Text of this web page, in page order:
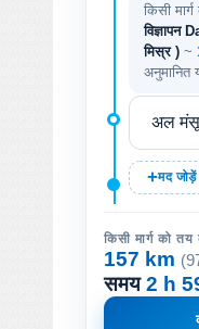
किसी
विज्ञापन
मिस्र ) ~
अनुमानित
मद जोड़ें
किसी मार्ग को
157 km
समय2 h